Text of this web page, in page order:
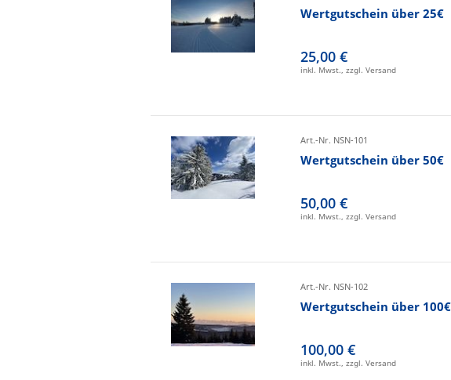
Wertgutschein über 25€
25,00 €
inkl. Mwst., zzgl. Versand
Art.-Nr. NSN-101
Wertgutschein über 50€
50,00 €
inkl. Mwst., zzgl. Versand
Art.-Nr. NSN-102
Wertgutschein über 100€
100,00 €
inkl. Mwst., zzgl. Versand